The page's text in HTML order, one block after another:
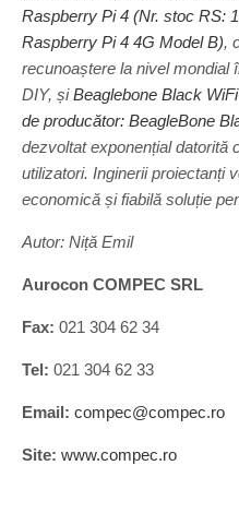
Raspberry Pi 4 (Nr. stoc RS:
Raspberry Pi 4 4G Model B),
recunoaștere la nivel mondial
DIY, șiBeaglebone Black
de producător: BeagleBone
dezvoltat exponențial datorită
utilizatori. Inginerii proiectanți
economică și fiabilă soluție
Autor: Niță Emil
Aurocon COMPEC SRL
Fax: 021 304 62 34
Tel: 021 304 62 33
Email: compec@compec.ro
Site: www.compec.ro